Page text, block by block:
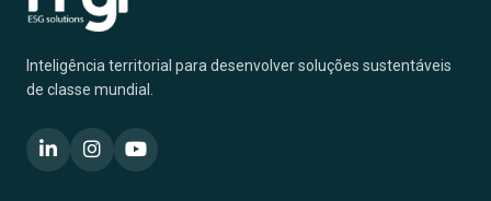
Inteligência territorial para desenvolver soluções sustentáveis
de classe mundial.